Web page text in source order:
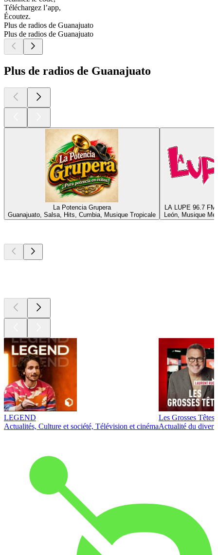
Téléchargez l’app,
Écoutez.
Plus de radios de Guanajuato
Plus de radios de Guanajuato
Plus de radios de Guanajuato
La Potencia Grupera
Guanajuato, Salsa, Hits, Cumbia, Musique Tropicale
LA LUPE 96.7
León, Musique
LEGEND
Actualités, Culture et société, Télévision et cinéma
Les Grosses Têtes
Actualité du